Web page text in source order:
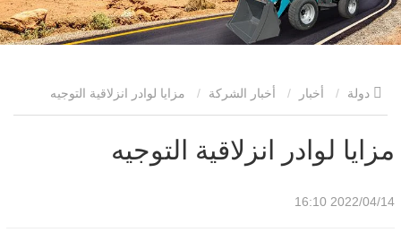
أخبار أخبار الشركة
مزايا لوادر انزلاقية التوجيه
2022/04/14 16:10